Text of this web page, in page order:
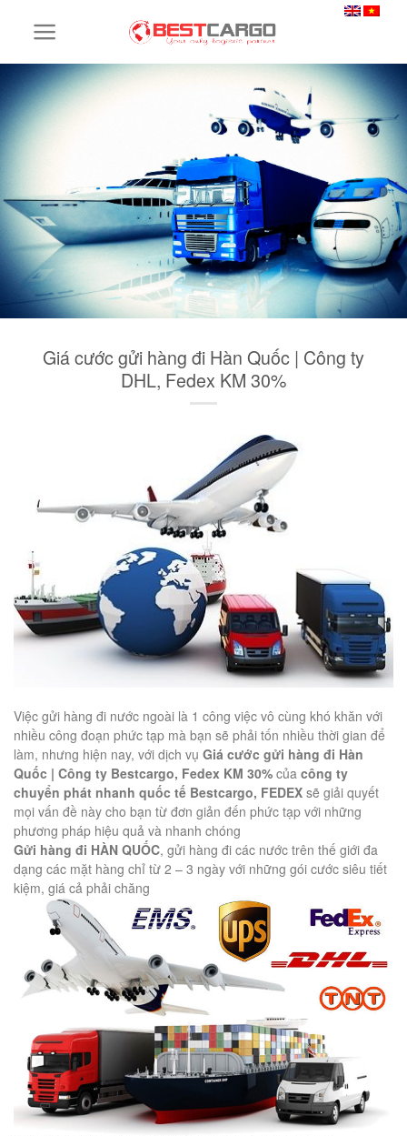
Giá cước gửi hàng đi Hàn Quốc | Công ty
DHL, Fedex KM 30%
Việc gửi hàng đi nước ngoài là 1 công việc vô cùng khó khăn với
nhiều công đoạn phức tạp mà bạn sẽ phải tốn nhiều thời gian để
làm, nhưng hiện nay, với dịch vụ Giá cước gửi hàng đi Hàn
Quốc | Công ty Bestcargo, Fedex KM 30% của công ty
chuyển phát nhanh quốc tế Bestcargo, FEDEX sẽ giải quyết
mọi vấn đề này cho bạn từ đơn giản đến phức tạp với những
phương pháp hiệu quả và nhanh chóng
Gửi hàng đi HÀN QUỐC, gửi hàng đi các nước trên thế giới đa
dạng các mặt hàng chỉ từ 2 – 3 ngày với những gói cước siêu tiết
kiệm, giá cả phải chăng